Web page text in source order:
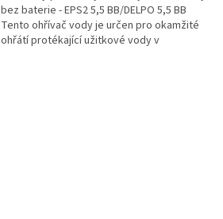
bez baterie - EPS2 5,5 BB/DELPO 5,5 BB
Tento ohřívač vody je určen pro okamžité
ohřátí protékající užitkové vody v